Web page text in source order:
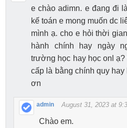
e chào adimn. e đang đi
kế toán e mong muốn dc
mình ạ. cho e hỏi thời
hành chính hay ngày
trường học hay học onl
cấp là bằng chính quy
ơn
admin August 31, 2023 at
Chào em.